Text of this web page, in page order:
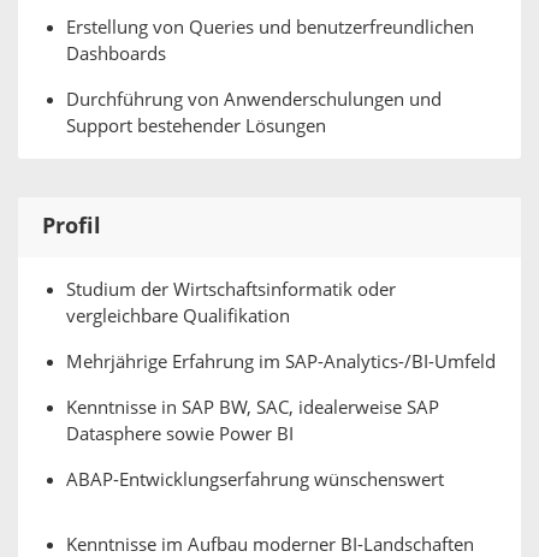
Erstellung von Queries und benutzerfreundlichen
Dashboards
Durchführung von Anwenderschulungen und
Support bestehender Lösungen
Profil
Studium der Wirtschaftsinformatik oder
vergleichbare Qualifikation
Mehrjährige Erfahrung im SAP-Analytics-/BI-Umfeld
Kenntnisse in SAP BW, SAC, idealerweise SAP
Datasphere sowie Power BI
ABAP-Entwicklungserfahrung wünschenswert
Kenntnisse im Aufbau moderner BI-Landschaften